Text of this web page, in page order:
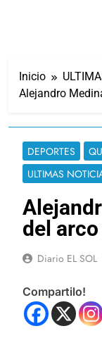
Inicio
Alejandro
DEPORTES
ULTIMAS
del
Diario EL SOL
Compartilo!